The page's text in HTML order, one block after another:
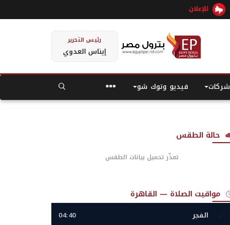
رئيس التحرير
إيناس العدوي
شركات فيديو وتوك شو
حالة الطقس
تعذّر تحميل بيانات الطقس
مواقيت الصلاة — القاهرة
الفجر 04:40